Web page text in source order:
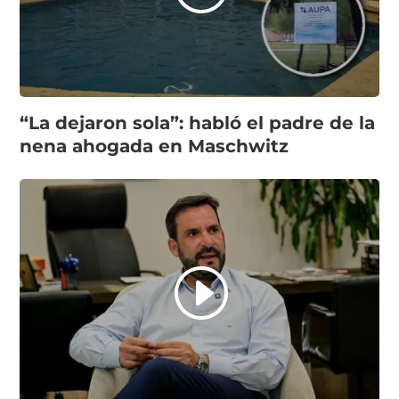
“La dejaron sola”: habló el padre de la
nena ahogada en Maschwitz